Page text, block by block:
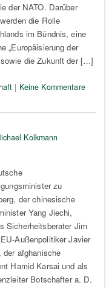
der NATO. Darüber
die Rolle
im Bündnis, eine
„Europäisierung der
sowie die Zukunft der […]
| Keine Kommentare
Kolkmann
zu
der chinesische
Yang Jiechi,
Sicherheitsberater Jim
Außenpolitiker Javier
der afghanische
Hamid Karsai und als
Botschafter a. D.